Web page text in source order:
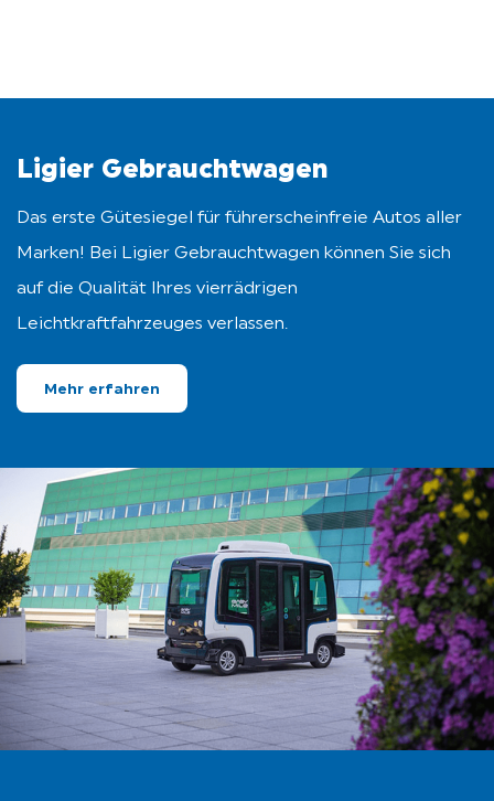
Ligier Gebrauchtwagen
Das erste Gütesiegel für führerscheinfreie Autos aller
Marken! Bei Ligier Gebrauchtwagen können Sie sich
auf die Qualität Ihres vierrädrigen
Leichtkraftfahrzeuges verlassen.
Mehr erfahren